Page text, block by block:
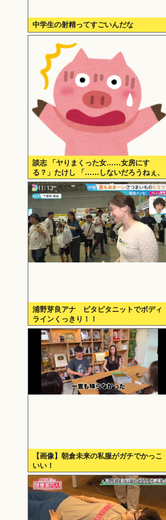
中学生の射精ってすごいんだな
談志 「ヤりまくった女……女房にす
る？」たけし 「……しないだろうねぇ、
やっぱ」
浦野芽良アナ ピタピタニットでボディ
ラインくっきり！！
【画像】朝倉未来の私服がガチでかっこ
いい！